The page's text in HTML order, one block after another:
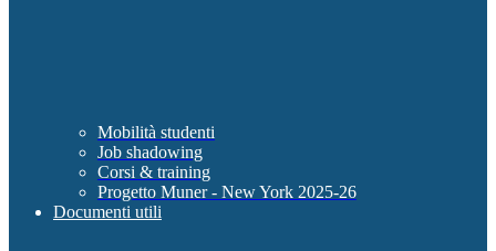
Mobilità studenti
Job shadowing
Corsi & training
Progetto Muner - New York 2025-26
Documenti utili